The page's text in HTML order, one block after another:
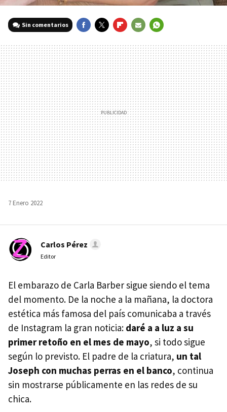
Sin comentarios
MAIL
7 Enero 2022
Carlos Pérez
Editor
El embarazo de Carla Barber sigue siendo el tema
del momento. De la noche a la mañana, la doctora
estética más famosa del país comunicaba a través
de Instagram la gran noticia: daré a a luz a su
primer retoño en el mes de mayo, si todo sigue
según lo previsto. El padre de la criatura, un tal
Joseph con muchas perras en el banco, continua
sin mostrarse públicamente en las redes de su
chica.